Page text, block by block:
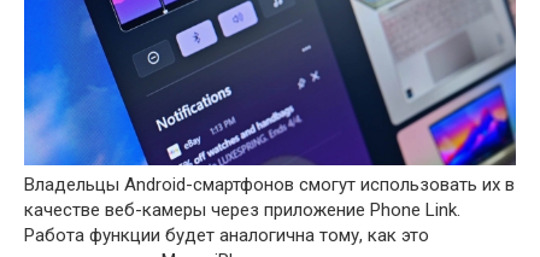
Владельцы Android-смартфонов смогут использовать их в
качестве веб-камеры через приложение Phone Link.
Работа функции будет аналогична тому, как это